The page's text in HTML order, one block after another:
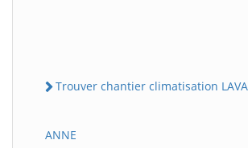
Trouver chantier climatisation
ANNE